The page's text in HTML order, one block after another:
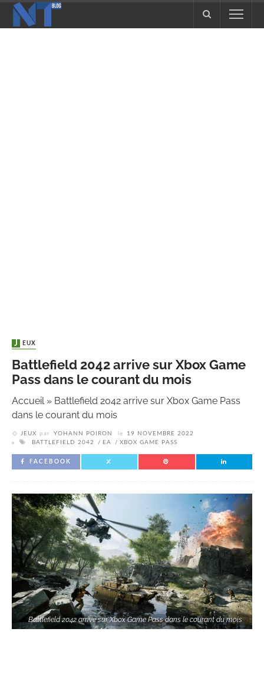
JEUX
Battlefield 2042 arrive sur Xbox Game
Pass dans le courant du mois
Accueil» Battlefield 2042 arrive sur Xbox Game Pass
dans le courant du mois
JEUX par YOHANN POIRON le
19 NOVEMBRE 2022
BATTLEFIELD 2042
EA XBOX GAME PASS
FACEBOOK
Battlefield 2042 arrive sur Xbox Game Pass dans le courant du mois